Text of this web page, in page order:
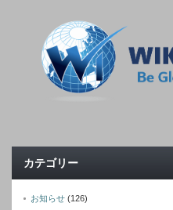
カテゴリー
お知らせ (126)